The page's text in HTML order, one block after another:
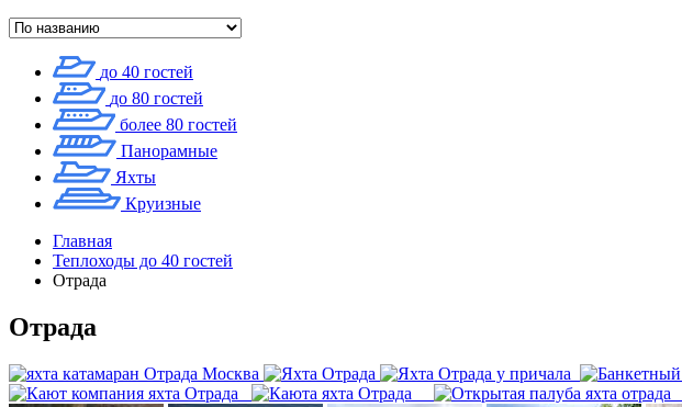
до 40 гостей
до 80 гостей
более 80 гостей
Панорамные
Яхты
Круизные
Главная
Теплоходы до 40 гостей
Отрада
Отрада